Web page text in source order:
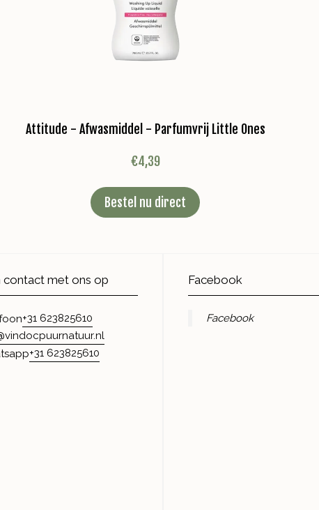
Attitude - Afwasmiddel - Parfumvrij Little Ones
€4,39
Bestel nu direct
contact met ons op
+31 623825610
+31 623825610
Facebook
Facebook